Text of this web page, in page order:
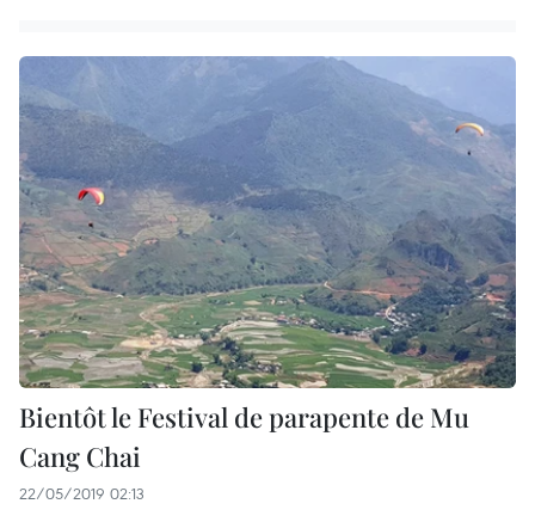
Bientôt le Festival de parapente de Mu
Cang Chai
22/05/2019 02:13